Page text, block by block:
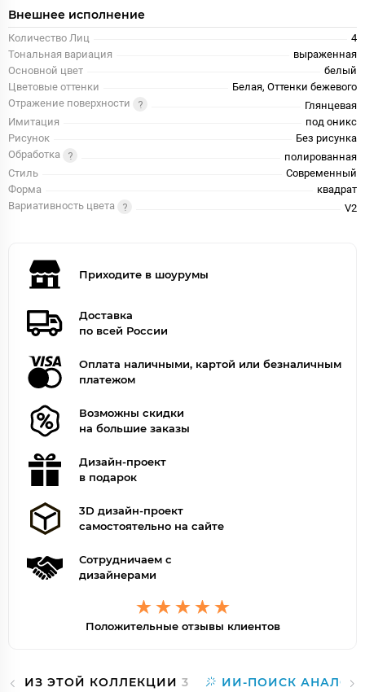
Внешнее исполнение
Количество Лиц
4
Тональная вариация
выраженная
Основной цвет
белый
Цветовые оттенки
Белая, Оттенки бежевого
Отражение поверхности
Глянцевая
Имитация
под оникс
Рисунок
Без рисунка
Обработка
полированная
Стиль
Современный
Форма
квадрат
Вариативность цвета
V2
Приходите в шоурумы
Доставка
по всей России
Оплата наличными, картой или безналичным
платежом
Возможны скидки
на большие заказы
Дизайн-проект
в подарок
3D дизайн-проект
самостоятельно на сайте
Сотрудничаем с
дизайнерами
Положительные отзывы клиентов
ИЗ ЭТОЙ КОЛЛЕКЦИИ 3 ИИ-ПОИСК